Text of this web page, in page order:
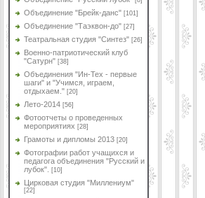
Объединение "Брейк-данс" [101]
Объединение "Таэквон-до" [27]
Театральная студия "Синтез" [26]
Военно-патриотический клуб
"Сатурн" [38]
Объединения "Ин-Тех - первые
шаги" и "Учимся, играем,
отдыхаем." [20]
Лето-2014 [56]
Фотоотчеты о проведенных
мероприятиях [28]
Грамоты и дипломы 2013 [20]
Фотографии работ учащихся и
педагога объединения "Русский и
лубок".
[10]
Цирковая студия "Миллениум"
[22]